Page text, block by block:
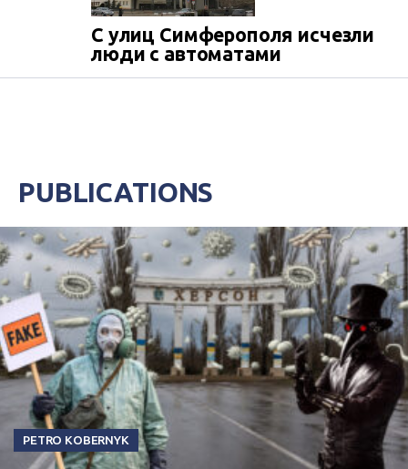
С улиц Симферополя исчезли
люди с автоматами
PUBLICATIONS
PETRO KOBERNYK